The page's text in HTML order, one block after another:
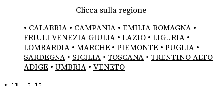
Clicca sulla regione
• CALABRIA • CAMPANIA • EMILIA ROMAGNA •
FRIULI VENEZIA GIULIA • LAZIO • LIGURIA •
LOMBARDIA • MARCHE • PIEMONTE • PUGLIA •
SARDEGNA • SICILIA • TOSCANA • TRENTINO ALTO
ADIGE • UMBRIA • VENETO